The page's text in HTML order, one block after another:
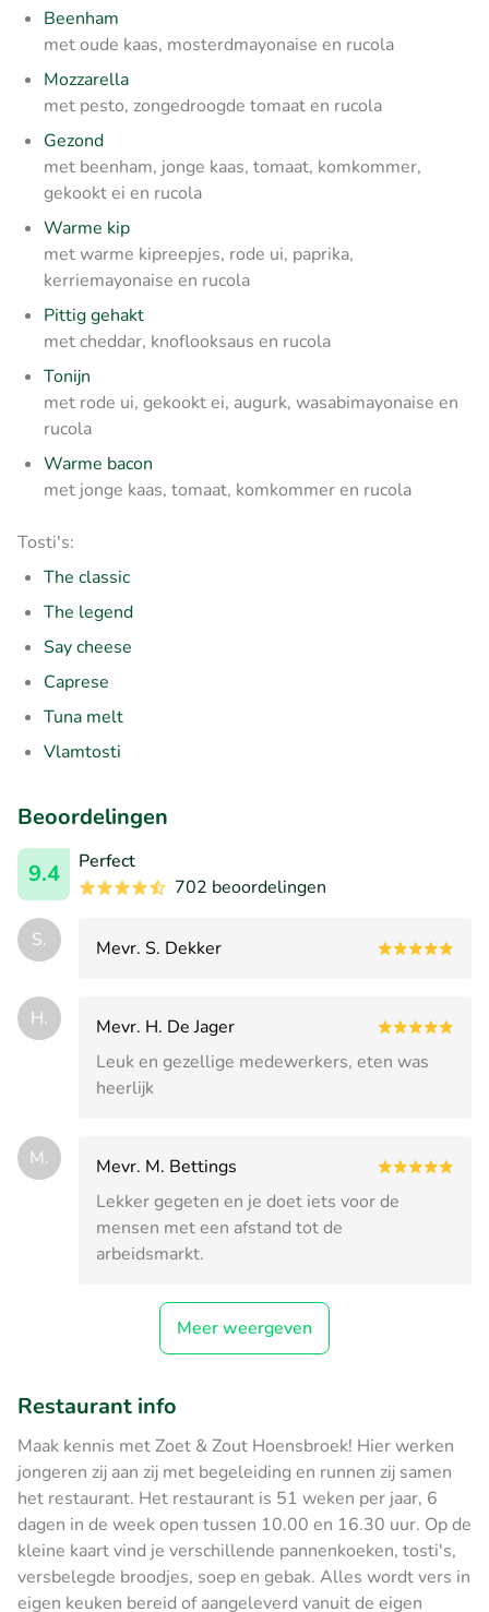
Beenham
met oude kaas, mosterdmayonaise en rucola
Mozzarella
met pesto, zongedroogde tomaat en rucola
Gezond
met beenham, jonge kaas, tomaat, komkommer,
gekookt ei en rucola
Warme kip
met warme kipreepjes, rode ui, paprika,
kerriemayonaise en rucola
Pittig gehakt
met cheddar, knoflooksaus en rucola
Tonijn
met rode ui, gekookt ei, augurk, wasabimayonaise en
rucola
Warme bacon
met jonge kaas, tomaat, komkommer en rucola
Tosti's:
The classic
The legend
Say cheese
Caprese
Tuna melt
Vlamtosti
Beoordelingen
9.4
Perfect
702 beoordelingen
S. Mevr. S. Dekker
H.
Mevr. H. De Jager
Leuk en gezellige medewerkers, eten was
heerlijk
M.
Mevr. M. Bettings
Lekker gegeten en je doet iets voor de
mensen met een afstand tot de
arbeidsmarkt.
Meer weergeven
Restaurant info
Maak kennis met Zoet & Zout Hoensbroek! Hier werken
jongeren zij aan zij met begeleiding en runnen zij samen
het restaurant. Het restaurant is 51 weken per jaar, 6
dagen in de week open tussen 10.00 en 16.30 uur. Op de
kleine kaart vind je verschillende pannenkoeken, tosti's,
versbelegde broodjes, soep en gebak. Alles wordt vers in
eigen keuken bereid of aangeleverd vanuit de eigen